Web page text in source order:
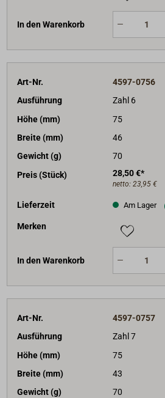
In den Warenkorb
Art-Nr.
4597-0756
Ausführung
Zahl 6
Höhe (mm)
75
Breite (mm)
46
Gewicht (g)
70
Preis (Stück)
28,50 €*
netto: 23,95 €
Lieferzeit Am Lager
Merken
In den Warenkorb
Art-Nr.
4597-0757
Ausführung
Zahl 7
Höhe (mm)
75
Breite (mm)
43
Gewicht (g)
70